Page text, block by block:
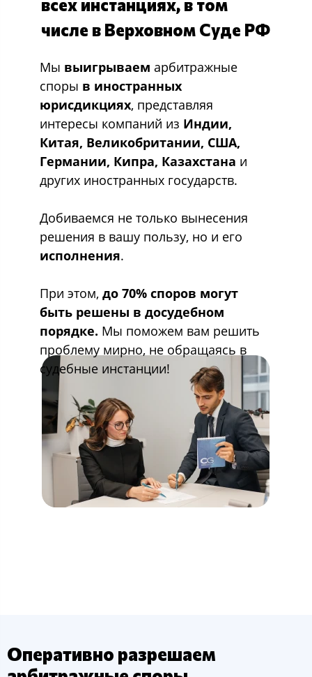
Мы выигрываем арбитражные
споры в иностранных
юрисдикциях, представляя
интересы компаний из Индии,
Китая, Великобритании, США,
Германии, Кипра, Казахстана и
других иностранных государств.
Добиваемся не только вынесения
решения в вашу пользу, но и его
исполнения.
При этом, до 70% споров могут
быть решены в досудебном
порядке. Мы поможем вам решить
проблему мирно, не обращаясь в
судебные инстанции!
всех инстанциях, в том
числе в Верховном Суде РФ
Оперативно разрешаем